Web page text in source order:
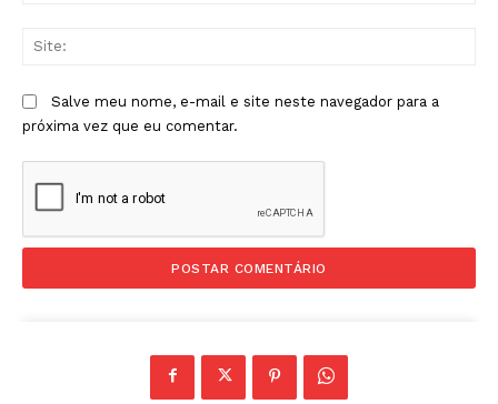
Salve meu nome, e-mail e site neste navegador para a
próxima vez que eu comentar.